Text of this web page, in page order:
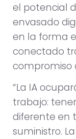
el potencial
envasado
en la forma
conectado
compromiso
“La IA
trabajo:
diferente en
suministro.